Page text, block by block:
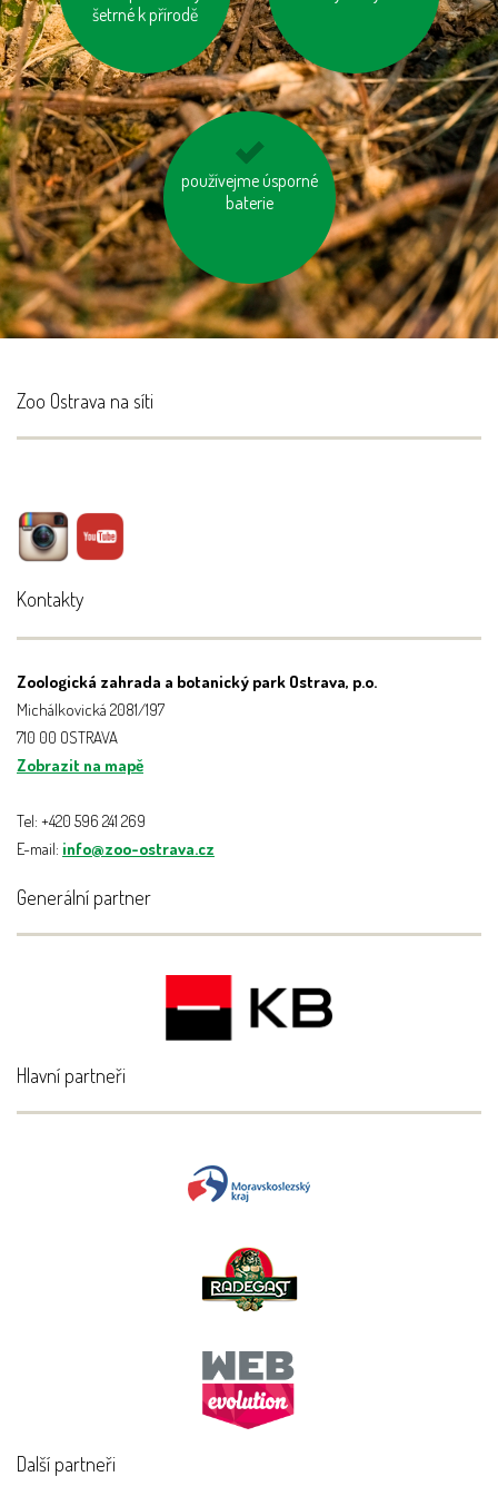
šetrné k přírodě
apd.)
používejme úsporné
baterie
biologicky rozložitelný
odpad kompostujme
Zoo Ostrava na síti
Kontakty
Zoologická zahrada a botanický park Ostrava, p.o.
Michálkovická 2081/197
710 00 OSTRAVA
Zobrazit na mapě
Tel: +420 596 241 269
E-mail: info@zoo-ostrava.cz
Generální partner
Hlavní partneři
Další partneři